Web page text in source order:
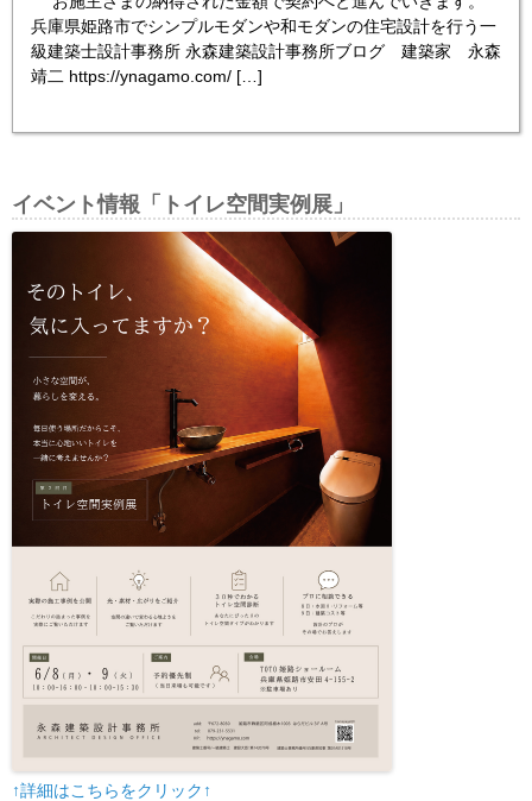
兵庫県姫路市でシンプルモダンや和モダンの住宅設計を行う一
級建築士設計事務所 永森建築設計事務所ブログ 建築家 永森
靖二 https://ynagamo.com/ […]
イベント情報「トイレ空間実例展」
↑詳細はこちらをクリック↑